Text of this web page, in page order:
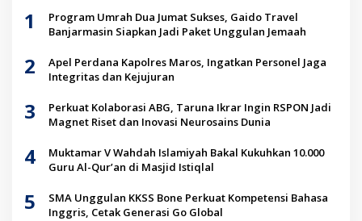
1
Program Umrah Dua Jumat Sukses, Gaido Travel
Banjarmasin Siapkan Jadi Paket Unggulan Jemaah
2
Apel Perdana Kapolres Maros, Ingatkan Personel Jaga
Integritas dan Kejujuran
3
Perkuat Kolaborasi ABG, Taruna Ikrar Ingin RSPON Jadi
Magnet Riset dan Inovasi Neurosains Dunia
4
Muktamar V Wahdah Islamiyah Bakal Kukuhkan 10.000
Guru Al-Qur’an di Masjid Istiqlal
5
SMA Unggulan KKSS Bone Perkuat Kompetensi Bahasa
Inggris, Cetak Generasi Go Global